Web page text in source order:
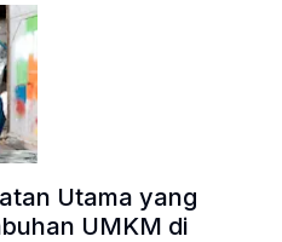
ribu rupiah
Utama yang
UMKM di